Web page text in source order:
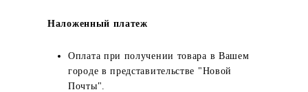
Наложенный платеж
Оплата при получении товара в Вашем
городе в представительстве "Новой
Почты".